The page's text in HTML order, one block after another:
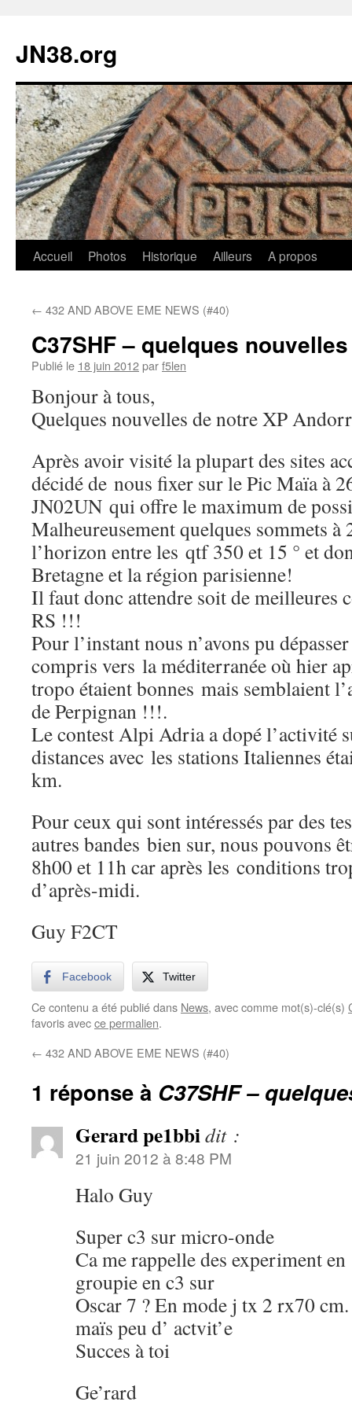
JN38.org
Aller
contenu
Accueil Photos Historique Ailleurs A propos
← 432 AND ABOVE EME NEWS (#40)
C37SHF – quelques nouvelles
Publié le 18 juin 2012parf5len
Bonjour à tous,
Quelques nouvelles de notre XP
Après avoir visité la plupart des sites
décidé de nous fixer sur le Pic Maïa à
JN02UN qui offre le maximum de
Malheureusement quelques sommets
l’horizon entre les qtf 350 et 15 ° et
Bretagne et la région parisienne!
Il faut donc attendre soit de meilleures
RS !!!
Pour l’instant nous n’avons pu
compris vers la méditerranée où hier
tropo étaient bonnes mais semblaient
de Perpignan !!!.
Le contest Alpi Adria a dopé l’activité
distances avec les stations Italiennes
km.
Pour ceux qui sont intéressés par des
autres bandes bien sur, nous pouvons
8h00 et 11h car après les conditions
d’après-midi.
Guy F2CT
Facebook Twitter
Ce contenu a été publié dans News, avec comme mot(s)-clé(s)
favoris avecce permalien.
← 432 AND ABOVE EME NEWS (#40)
1 réponse à C37SHF –
Gerard pe1bbidit :
21 juin 2012 à 8:48 PM
Halo Guy
Super c3 sur micro-onde
Ca me rappelle des experiment
groupie en c3 sur
Oscar 7 ? En mode j tx 2 rx70
maïs peu d’ actvit’e
Succes à toi
Ge’rard